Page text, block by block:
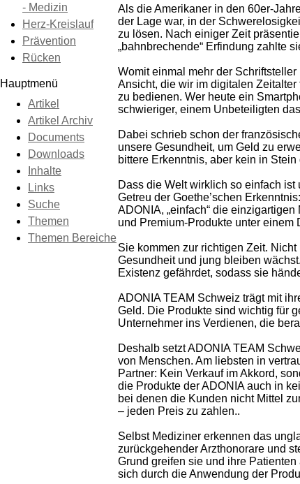
- Medizin
Herz-Kreislauf
Prävention
Rücken
Hauptmenü
Artikel
Artikel Archiv
Documents
Downloads
Inhalte
Links
Suche
Themen
Themen Bereiche
Als die Amerikaner in den 60er-
der Lage war, in der
zu lösen. Nach einiger Zeit
„bahnbrechende“ Erfindung zahlte
Womit einmal mehr der
Ansicht, die wir im digitalen
zu bedienen. Wer heute ein
schwieriger, einem Unbeteiligten
Dabei schrieb schon der
unsere Gesundheit, um Geld zu
bittere Erkenntnis, aber kein in
Dass die Welt wirklich so einfach
Getreu der Goethe’schen
ADONIA, „einfach“ die
und Premium-Produkte unter einem
Sie kommen zur richtigen Zeit.
Gesundheit und jung bleiben
Existenz gefährdet, sodass sie
ADONIA TEAM Schweiz trägt mit
Geld. Die Produkte sind wichtig für
Unternehmer ins Verdienen, die
Deshalb setzt ADONIA TEAM
von Menschen. Am liebsten in
Partner: Kein Verkauf im Akkord,
die Produkte der ADONIA auch in
bei denen die Kunden nicht Mittel
– jeden Preis zu zahlen..
Selbst Mediziner erkennen das
zurückgehender Arzthonorare und
Grund greifen sie und ihre
sich durch die Anwendung der